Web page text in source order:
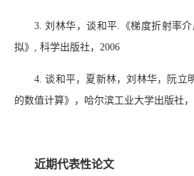
3. 刘林华，谈和平.《梯度折射率
拟》, 科学出版社，2006
4. 谈和平，夏新林，刘林华，阮立
的数值计算》，哈尔滨工业大学出版社
近期代表性论文